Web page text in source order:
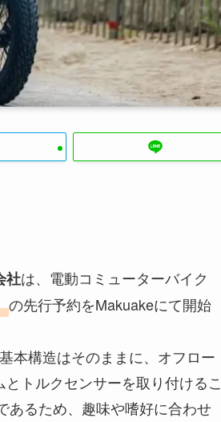
社は、電動コミューターバイク
の先行予約をMakuakeにて開始
本構造はそのままに、オフロー
トルクセンサーを取り付ける
あるため、趣味や嗜好に合わせ